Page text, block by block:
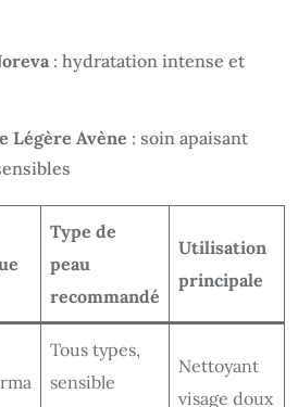
: hydratation intense et
Légère Avène : soin apaisant
Type de
peau
recommandé
Utilisation
principale
Tous types,
sensible
Nettoyant
visage doux